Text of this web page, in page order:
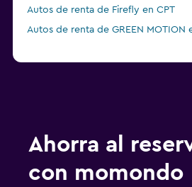
Autos de renta de Firefly en CPT
Autos de renta de GREEN MOTION
Ahorra al
con momondo